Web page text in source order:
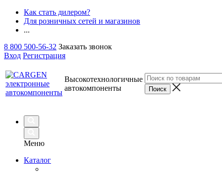
Как стать дилером?
Для розничных сетей и магазинов
...
8 800 500-56-32 Заказать звонок
Вход Регистрация
Высокотехнологичные
автокомпоненты
Меню
Каталог